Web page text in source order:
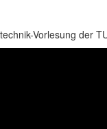
Vorlesung der